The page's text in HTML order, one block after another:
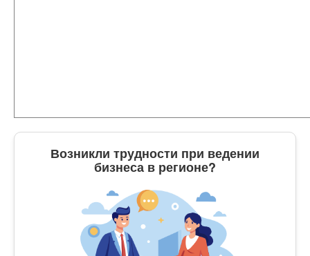
Возникли трудности при ведении
бизнеса в регионе?